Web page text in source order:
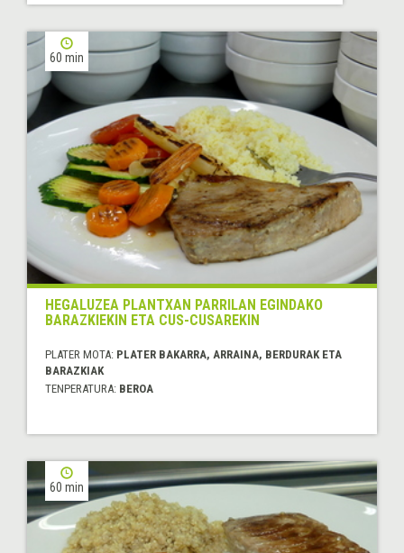
60 min
HEGALUZEA PLANTXAN PARRILAN EGINDAKO
BARAZKIEKIN ETA CUS-CUSAREKIN
PLATER MOTA: PLATER BAKARRA, ARRAINA, BERDURAK ETA
BARAZKIAK
TENPERATURA: BEROA
60 min